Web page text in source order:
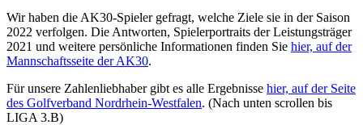
Wir haben die AK30-Spieler gefragt, welche Ziele sie in der Saison
2022 verfolgen. Die Antworten, Spielerportraits der Leistungsträger
2021 und weitere persönliche Informationen finden Sie hier, auf der
Mannschaftsseite der AK30.
Für unsere Zahlenliebhaber gibt es alle Ergebnisse hier, auf der Seite
des Golfverband Nordrhein-Westfalen. (Nach unten scrollen bis
LIGA 3.B)